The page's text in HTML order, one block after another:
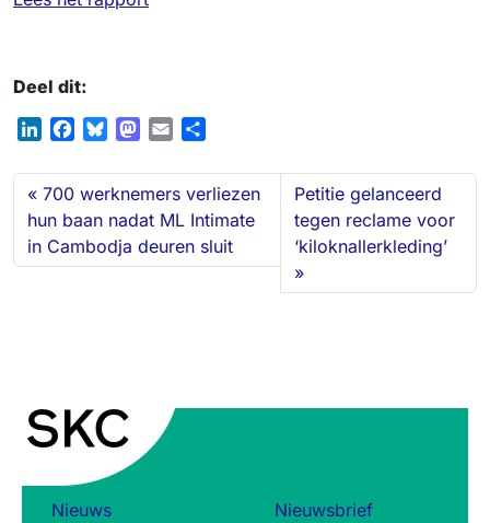
Deel dit:
n
k
e
d
I
c
e
b
o
o
u
e
s
k
y
M
s
t
o
d
o
a
i
l
a
r
e
700 werknemers verliezen
hun baan nadat ML Intimate
in Cambodja deuren sluit
Petitie gelanceerd
tegen reclame voor
‘kiloknallerkleding’
Nieuws Nieuwsbrief